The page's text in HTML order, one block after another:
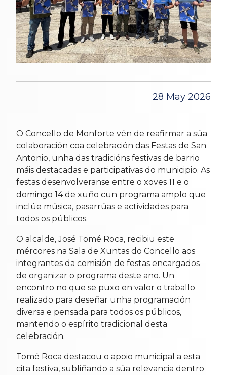
28 May 2026
O Concello de Monforte vén de reafirmar a súa
colaboración coa celebración das Festas de San
Antonio, unha das tradicións festivas de barrio
máis destacadas e participativas do municipio. As
festas desenvolveranse entre o xoves 11 e o
domingo 14 de xuño cun programa amplo que
inclúe música, pasarrúas e actividades para
todos os públicos.
O alcalde, José Tomé Roca, recibiu este
mércores na Sala de Xuntas do Concello aos
integrantes da comisión de festas encargados
de organizar o programa deste ano. Un
encontro no que se puxo en valor o traballo
realizado para deseñar unha programación
diversa e pensada para todos os públicos,
mantendo o espírito tradicional desta
celebración.
Tomé Roca destacou o apoio municipal a esta
cita festiva, subliñando a súa relevancia dentro